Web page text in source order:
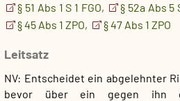
§ 51 Abs 1 S 1 FGO,
§ 52a Abs 5
§ 45 Abs 1 ZPO,
§ 47 Abs 1 ZPO
Leitsatz
NV: Entscheidet ein abgelehnter
bevor über ein gegen ihn